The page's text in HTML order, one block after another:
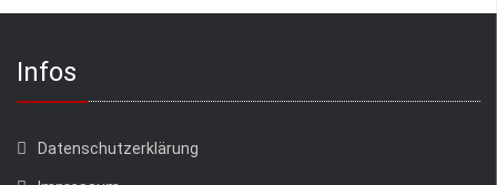
Infos
Datenschutzerklärung